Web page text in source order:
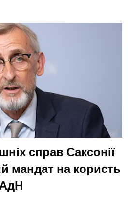
справ Саксонії
мандат на користь